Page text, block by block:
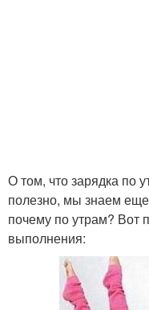
О том, что зарядка по
полезно, мы знаем
почему по утрам? Вот
выполнения: